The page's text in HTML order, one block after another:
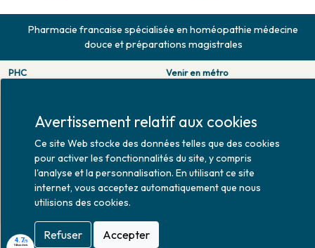
Pharmacie francaise spécialisée en homéopathie médecine
douce et préparations magistrales
PHC
Fax. 01 47 55 03 61
Horaires d'ouverture
Lundi : 10h30 - 20h00
Mardi au vendredi : 9h00 -
20h00
Samedi : 9h30 - 20h00
Venir en métro
Venir en bus
Jean Monet : ligne 52.
Avertissement relatif aux cookies
Ce site Web stocke des données telles que des cookies
pour activer les fonctionnalités du site, y compris
l'analyse et la personnalisation. En utilisant ce site
internet, vous acceptez automatiquement que nous
utilisions des cookies.
Refuser Accepter